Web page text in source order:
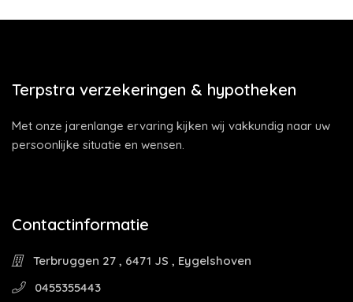
Terpstra verzekeringen & hypotheken
Met onze jarenlange ervaring kijken wij vakkundig naar uw
persoonlijke situatie en wensen.
Contactinformatie
Terbruggen 27 , 6471 JS , Eygelshoven
0455355443